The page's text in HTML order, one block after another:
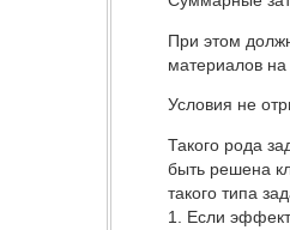
При этом
материалов
Условия не
Такого рода
быть решена
такого типа
1. Если